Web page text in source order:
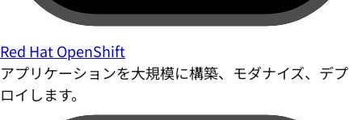
Red Hat OpenShift
アプリケーションを大規模に構築、モダナイズ、デプ
ロイします。